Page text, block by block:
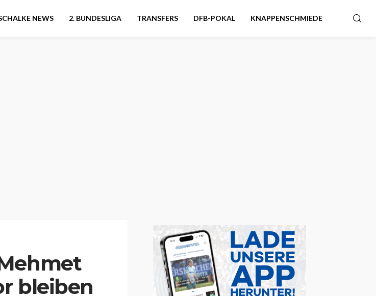
NEWS 2. BUNDESLIGA TRANSFERS DFB-POKAL KNAPPENSCHMIEDE
bleiben